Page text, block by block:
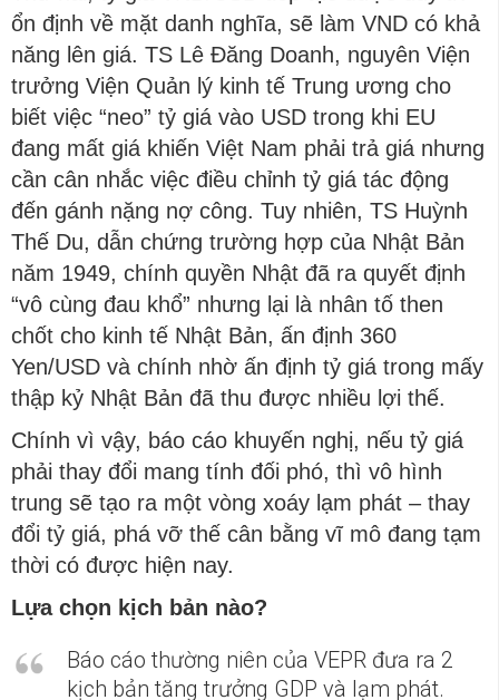
ổn định về mặt danh nghĩa, sẽ làm VND có khả
năng lên giá. TS Lê Đăng Doanh, nguyên Viện
trưởng Viện Quản lý kinh tế Trung ương cho
biết việc “neo” tỷ giá vào USD trong khi EU
đang mất giá khiến Việt Nam phải trả giá nhưng
cần cân nhắc việc điều chỉnh tỷ giá tác động
đến gánh nặng nợ công. Tuy nhiên, TS Huỳnh
Thế Du, dẫn chứng trường hợp của Nhật Bản
năm 1949, chính quyền Nhật đã ra quyết định
“vô cùng đau khổ” nhưng lại là nhân tố then
chốt cho kinh tế Nhật Bản, ấn định 360
Yen/USD và chính nhờ ấn định tỷ giá trong mấy
thập kỷ Nhật Bản đã thu được nhiều lợi thế.
Chính vì vậy, báo cáo khuyến nghị, nếu tỷ giá
phải thay đổi mang tính đối phó, thì vô hình
trung sẽ tạo ra một vòng xoáy lạm phát – thay
đổi tỷ giá, phá vỡ thế cân bằng vĩ mô đang tạm
thời có được hiện nay.
Lựa chọn kịch bản nào?
Báo cáo thường niên của VEPR đưa ra 2
kịch bản tăng trưởng GDP và lạm phát.